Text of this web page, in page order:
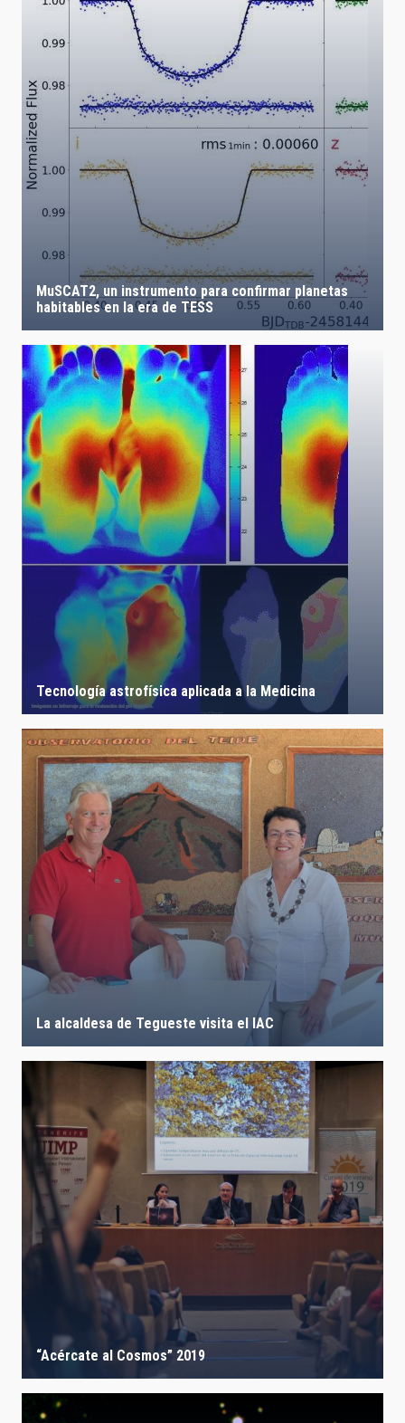
MuSCAT2, un instrumento para confirmar planetas
habitables en la era de TESS
Tecnología astrofísica aplicada a la Medicina
La alcaldesa de Tegueste visita el IAC
“Acércate al Cosmos” 2019